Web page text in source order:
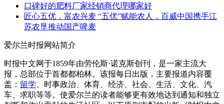
口碑好的肥料厂家经销商代理哪家好
匠心五优，富农兴麦 “五优”赋能农人，百威中国携手江
苏农垦推动国产啤麦
爱尔兰时报网站简介
时报中文网于1859年由劳伦斯·诺克斯创刊，是一家主流大
报，总部位于首都都柏林。该报每日出版，主要报道内容覆
盖： 留学 、时事政治、体育、经济、社会、生活、文化、汽
车、求职等等。使爱尔兰的读者能够更有效地达到通知和独立